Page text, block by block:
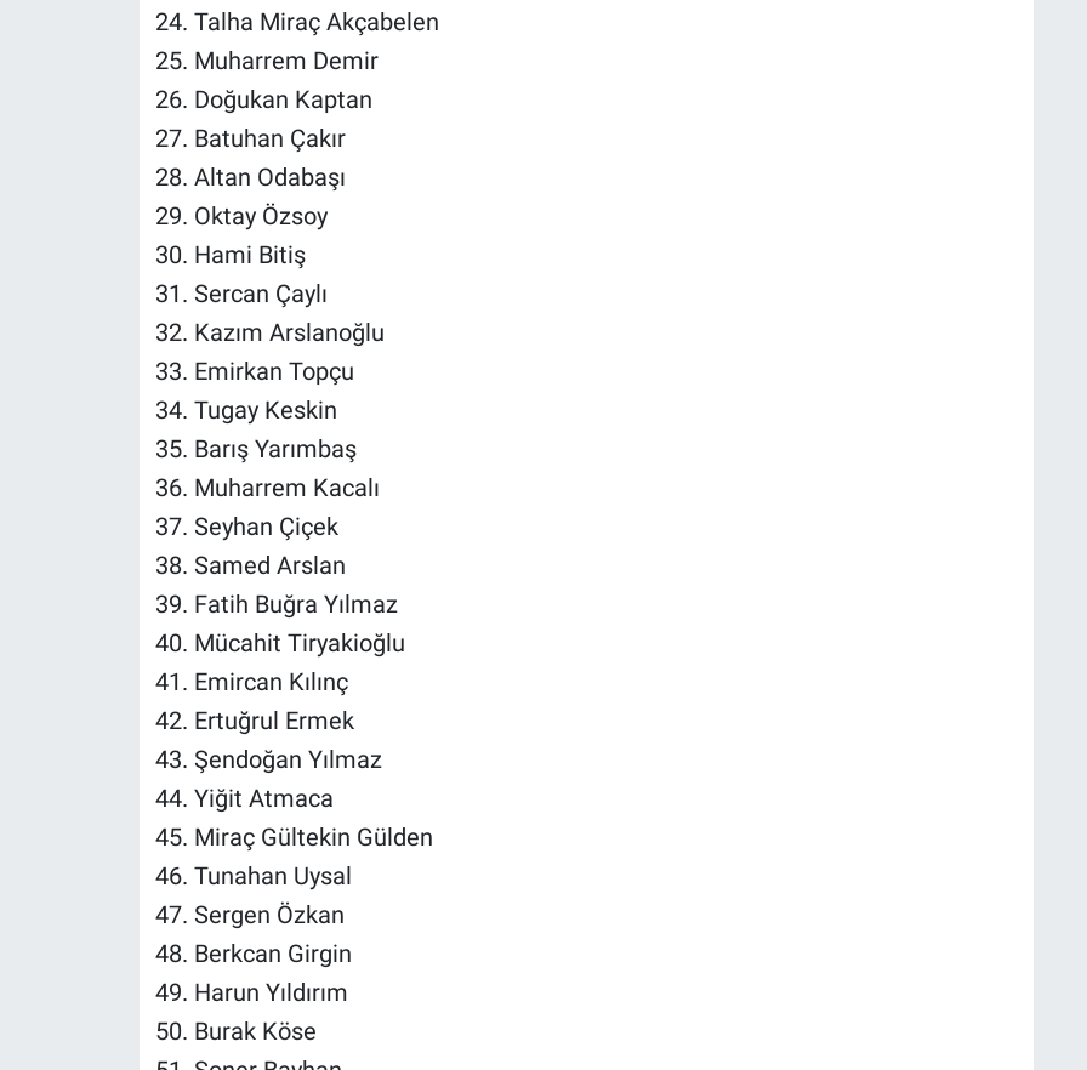
24. Talha Miraç Akçabelen
25. Muharrem Demir
26. Doğukan Kaptan
27. Batuhan Çakır
28. Altan Odabaşı
29. Oktay Özsoy
30. Hami Bitiş
31. Sercan Çaylı
32. Kazım Arslanoğlu
33. Emirkan Topçu
34. Tugay Keskin
35. Barış Yarımbaş
36. Muharrem Kacalı
37. Seyhan Çiçek
38. Samed Arslan
39. Fatih Buğra Yılmaz
40. Mücahit Tiryakioğlu
41. Emircan Kılınç
42. Ertuğrul Ermek
43. Şendoğan Yılmaz
44. Yiğit Atmaca
45. Miraç Gültekin Gülden
46. Tunahan Uysal
47. Sergen Özkan
48. Berkcan Girgin
49. Harun Yıldırım
50. Burak Köse